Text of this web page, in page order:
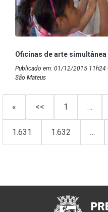
Oficinas de arte simultânea
Publicado em: 01/12/2015 11h24
São Mateus
« << 1 …
1.631 1.632 …